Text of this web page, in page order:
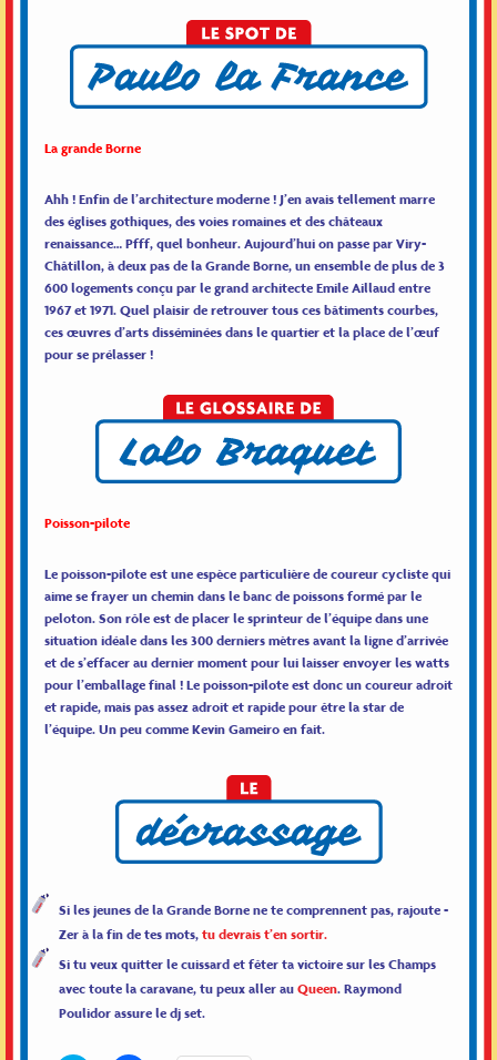
La grande Borne
Ahh ! Enfin de l’architecture moderne ! J’en avais tellement marre
des églises gothiques, des voies romaines et des châteaux
renaissance… Pfff, quel bonheur. Aujourd’hui on passe par Viry-
Châtillon, à deux pas de la Grande Borne, un ensemble de plus de 3
600 logements conçu par le grand architecte Emile Aillaud entre
1967 et 1971. Quel plaisir de retrouver tous ces bâtiments courbes,
ces œuvres d’arts disséminées dans le quartier et la place de l’œuf
pour se prélasser !
Poisson-pilote
Le poisson-pilote est une espèce particulière de coureur cycliste qui
aime se frayer un chemin dans le banc de poissons formé par le
peloton. Son rôle est de placer le sprinteur de l’équipe dans une
situation idéale dans les 300 derniers mètres avant la ligne d’arrivée
et de s’effacer au dernier moment pour lui laisser envoyer les watts
pour l’emballage final ! Le poisson-pilote est donc un coureur adroit
et rapide, mais pas assez adroit et rapide pour être la star de
l’équipe. Un peu comme Kevin Gameiro en fait.
Si les jeunes de la Grande Borne ne te comprennent pas, rajoute -
Zer à la fin de tes mots,tu devrais t’en sortir.
Si tu veux quitter le cuissard et fêter ta victoire sur les Champs
avec toute la caravane, tu peux aller auQueen. Raymond
Poulidor assure le dj set.